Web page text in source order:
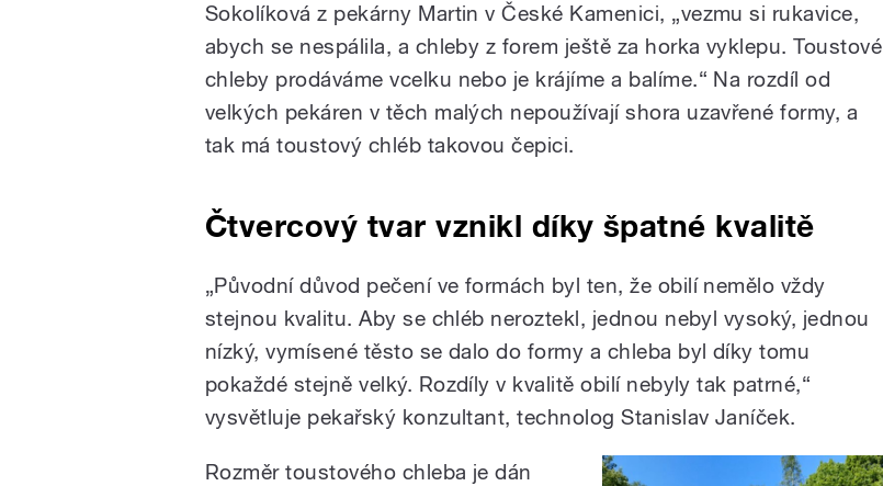
Sokolíková z pekárny Martin v České Kamenici, „vezmu si rukavice,
abych se nespálila, a chleby z forem ještě za horka vyklepu. Toustové
chleby prodáváme vcelku nebo je krájíme a balíme.“ Na rozdíl od
velkých pekáren v těch malých nepoužívají shora uzavřené formy, a
tak má toustový chléb takovou čepici.
Čtvercový tvar vznikl díky špatné kvalitě
„Původní důvod pečení ve formách byl ten, že obilí nemělo vždy
stejnou kvalitu. Aby se chléb neroztekl, jednou nebyl vysoký, jednou
nízký, vymísené těsto se dalo do formy a chleba byl díky tomu
pokaždé stejně velký. Rozdíly v kvalitě obilí nebyly tak patrné,“
vysvětluje pekařský konzultant, technolog Stanislav Janíček.
Rozměr toustového chleba je dán